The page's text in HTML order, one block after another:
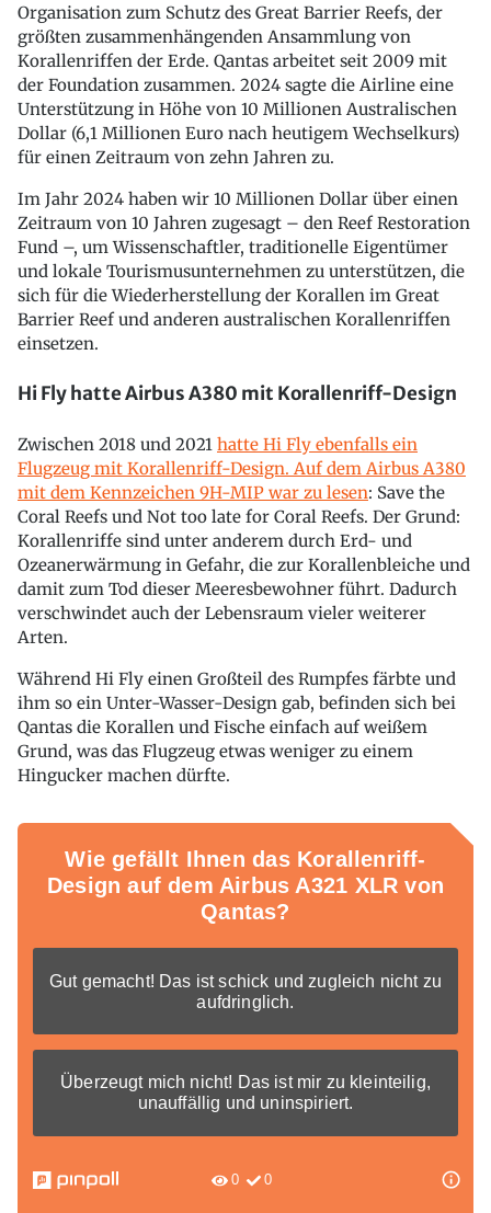
Organisation zum Schutz des Great Barrier Reefs, der
größten zusammenhängenden Ansammlung von
Korallenriffen der Erde. Qantas arbeitet seit 2009 mit
der Foundation zusammen. 2024 sagte die Airline eine
Unterstützung in Höhe von 10 Millionen Australischen
Dollar (6,1 Millionen Euro nach heutigem Wechselkurs)
für einen Zeitraum von zehn Jahren zu.
Im Jahr 2024 haben wir 10 Millionen Dollar über einen
Zeitraum von 10 Jahren zugesagt – den Reef Restoration
Fund –, um Wissenschaftler, traditionelle Eigentümer
und lokale Tourismusunternehmen zu unterstützen, die
sich für die Wiederherstellung der Korallen im Great
Barrier Reef und anderen australischen Korallenriffen
einsetzen.
Hi Fly hatte Airbus A380 mit Korallenriff-Design
Zwischen 2018 und 2021 hatte Hi Fly ebenfalls ein
Flugzeug mit Korallenriff-Design. Auf dem Airbus A380
mit dem Kennzeichen 9H-MIP war zu lesen: Save the
Coral Reefs und Not too late for Coral Reefs. Der Grund:
Korallenriffe sind unter anderem durch Erd- und
Ozeanerwärmung in Gefahr, die zur Korallenbleiche und
damit zum Tod dieser Meeresbewohner führt. Dadurch
verschwindet auch der Lebensraum vieler weiterer
Arten.
Während Hi Fly einen Großteil des Rumpfes färbte und
ihm so ein Unter-Wasser-Design gab, befinden sich bei
Qantas die Korallen und Fische einfach auf weißem
Grund, was das Flugzeug etwas weniger zu einem
Hingucker machen dürfte.